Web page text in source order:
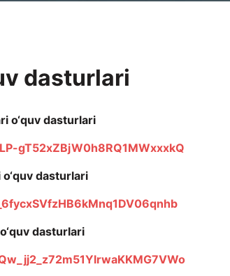
dasturlari
o‘quv dasturlari
gT52xZBjW0h8RQ1MWxxxkQ
dasturlari
dasturlari